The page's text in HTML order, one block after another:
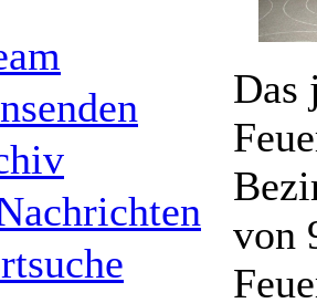
Das
von